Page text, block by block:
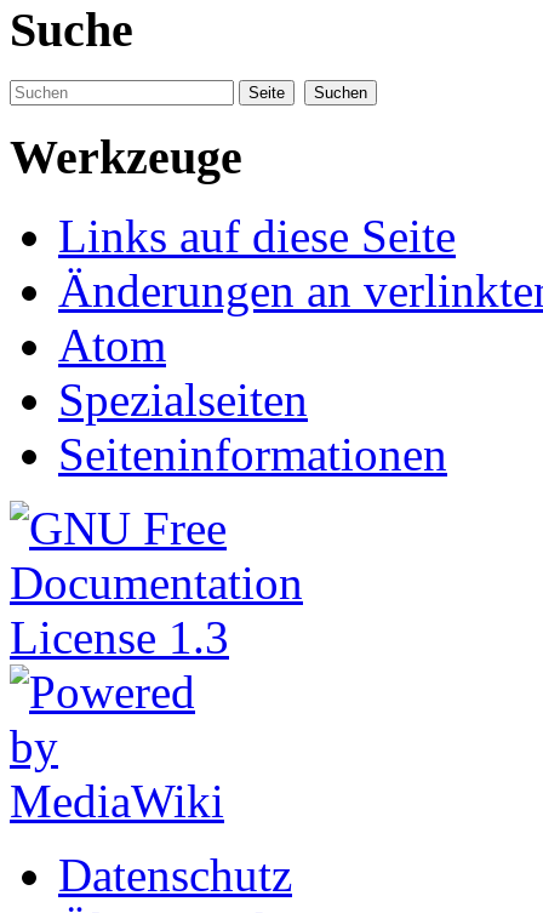
Suche
Werkzeuge
Links auf diese Seite
Änderungen an
Atom
Spezialseiten
Seiteninformationen
Datenschutz